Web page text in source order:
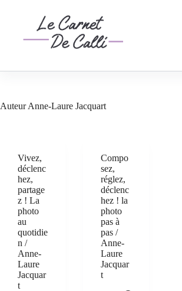
AuteurAnne-Laure Jacquart
Vivez,
déclenc
hez,
partage
z ! La
photo
au
quotidie
n /
Anne-
Laure
Jacquar
t
Compo
sez,
réglez,
déclenc
hez ! la
photo
pas à
pas /
Anne-
Laure
Jacquar
t